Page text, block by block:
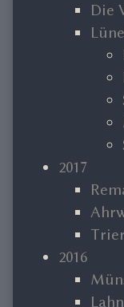
Die
2017
2016